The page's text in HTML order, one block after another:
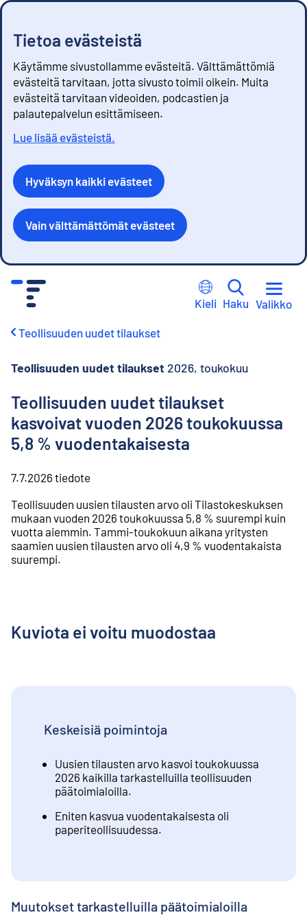
Tietoa evästeistä
Käytämme sivustollamme evästeitä. Välttämättömiä
evästeitä tarvitaan, jotta sivusto toimii oikein. Muita
evästeitä tarvitaan videoiden, podcastien ja
palautepalvelun esittämiseen.
Lue lisää evästeistä.
Hyväksyn kaikki evästeet
Vain välttämättömät evästeet
Kieli Haku Valikko
Teollisuuden uudet tilaukset
Teollisuuden uudet tilaukset 2026, toukokuu
Teollisuuden uudet tilaukset
kasvoivat vuoden 2026 toukokuussa
5,8 % vuodentakaisesta
7.7.2026 tiedote
Teollisuuden uusien tilausten arvo oli Tilastokeskuksen
mukaan vuoden 2026 toukokuussa 5,8 % suurempi kuin
vuotta aiemmin. Tammi-toukokuun aikana yritysten
saamien uusien tilausten arvo oli 4,9 % vuodentakaista
suurempi.
Kuviota ei voitu muodostaa
Keskeisiä poimintoja
Uusien tilausten arvo kasvoi toukokuussa
2026 kaikilla tarkastelluilla teollisuuden
päätoimialoilla.
Eniten kasvua vuodentakaisesta oli
paperiteollisuudessa.
Muutokset tarkastelluilla päätoimialoilla